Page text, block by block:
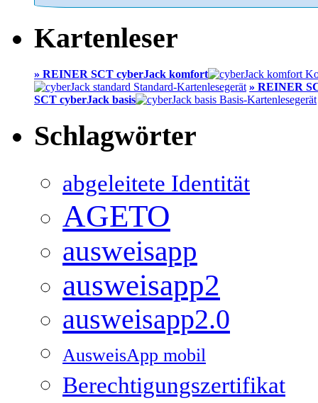
Kartenleser
» REINER SCT cyberJack komfort
» REINER
SCT cyberJack basis
Schlagwörter
abgeleitete Identität
AGETO
ausweisapp
ausweisapp2
ausweisapp2.0
AusweisApp mobil
Berechtigungszertifikat